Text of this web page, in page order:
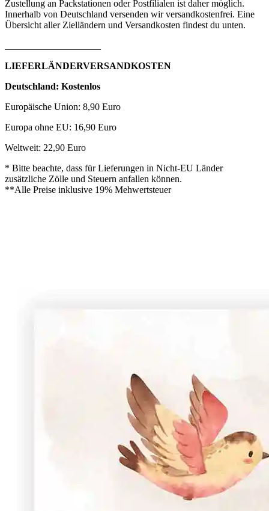
Zustellung an Packstationen oder Postfilialen ist daher möglich.
Innerhalb von Deutschland versenden wir versandkostenfrei. Eine
Übersicht aller Zielländern und Versandkosten findest du unten.
LIEFERLÄNDERVERSANDKOSTEN
Deutschland: Kostenlos
Europäische Union: 8,90 Euro
Europa ohne EU: 16,90 Euro
Weltweit: 22,90 Euro
* Bitte beachte, dass für Lieferungen in Nicht-EU Länder
zusätzliche Zölle und Steuern anfallen können.
**Alle Preise inklusive 19% Mehwertsteuer